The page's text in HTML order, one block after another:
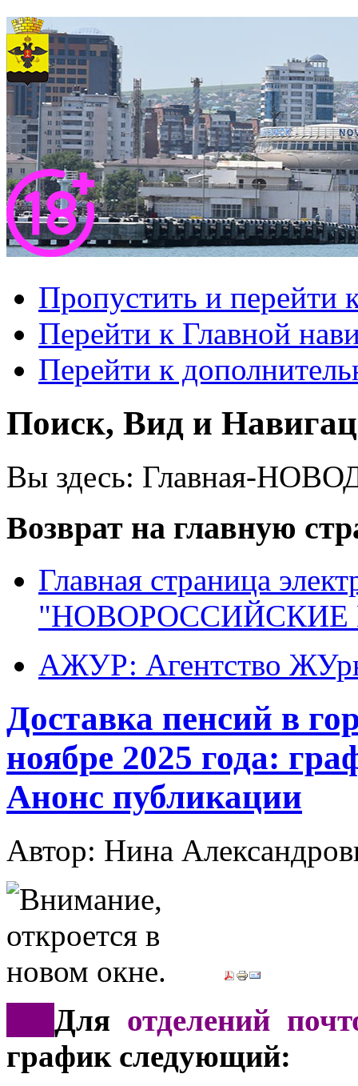
Пропустить и перейти
Перейти к Главной
Перейти к
Поиск, Вид и
Вы здесь: Главная-
Возврат на главную
Главная страница
"НОВОРОССИЙСКИЕ
АЖУР: Агентство
Доставка пенсий в
ноябре 2025 года:
Анонс публикации
Автор: Нина
Для отделений
график следующий: